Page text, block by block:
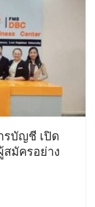
รบัญชี เปิด
มัครอย่าง